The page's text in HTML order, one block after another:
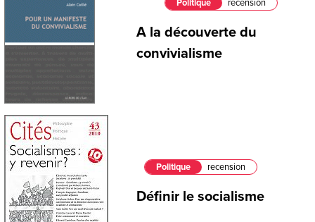
Politique recension
A la découverte du
convivialisme
Politique recension
Définir le socialisme